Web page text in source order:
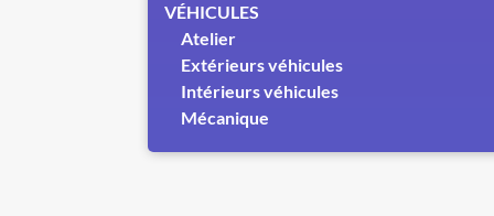
VÉHICULES
Atelier
Extérieurs véhicules
Intérieurs véhicules
Mécanique